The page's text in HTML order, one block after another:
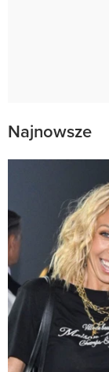
Najnowsze